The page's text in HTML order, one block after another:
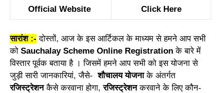
Official Website Click Here
सारांश :- दोस्तों, आज के इस आर्टिकल के माध्यम से हमने आप सभी
को Sauchalay Scheme Online Registrationके बारे में
विस्तार पूर्वक बताया है । जिसमें हमने आप सभी को इस योजना से
जुड़ी सारी जानकारियां, जैसे-शौचालय योजनाके अंतर्गत
रजिस्ट्रेशनकैसे करवाना होगा,रजिस्ट्रेशनकरवाने के लिए कौन-